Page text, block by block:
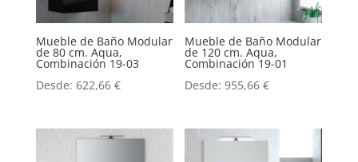
Mueble de Baño Modular
de 80 cm. Aqua,
Combinación 19-03
Desde: 622,66 €
Mueble de Baño Modular
de 120 cm. Aqua,
Combinación 19-01
Desde:955,66€